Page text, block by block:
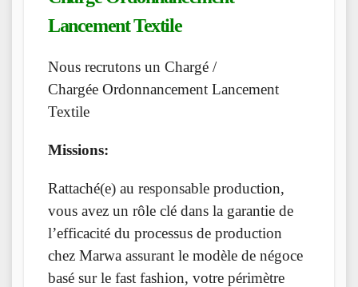
Lancement Textile
Nous recrutons un Chargé /
Chargée Ordonnancement Lancement
Textile
Missions:
Rattaché(e) au responsable production,
vous avez un rôle clé dans la garantie de
l’efficacité du processus de production
chez Marwa assurant le modèle de négoce
basé sur le fast fashion, votre périmètre